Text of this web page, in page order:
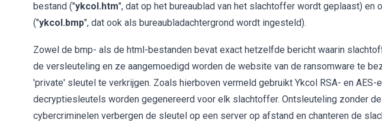
bestand ("ykcol.htm", dat op het bureaublad van het slachtoffer wordt geplaast) en
("ykcol.bmp", dat ook als bureaubladachtergrond wordt ingesteld).
Zowel de bmp- als de html-bestanden bevat exact hetzelfde bericht waarin
de versleuteling en ze aangemoedigd worden de website van de ransomware te
'private' sleutel te verkrijgen. Zoals hierboven vermeld gebruikt Ykcol RSA- en
decryptiesleutels worden gegenereerd voor elk slachtoffer. Ontsleuteling zonder
cybercriminelen verbergen de sleutel op een server op afstand en chanteren de